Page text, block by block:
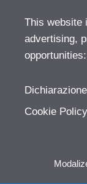
This website
advertising,
opportunities:
Cookie